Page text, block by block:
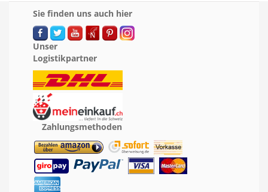
Sie finden uns auch hier
Unser
Logistikpartner
Zahlungsmethoden